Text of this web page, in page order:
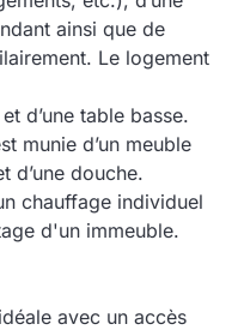
ainsi que de
Le logement
d’une table basse.
munie d’un meuble
d’une douche.
chauffage individuel
d'un immeuble.
avec un accès